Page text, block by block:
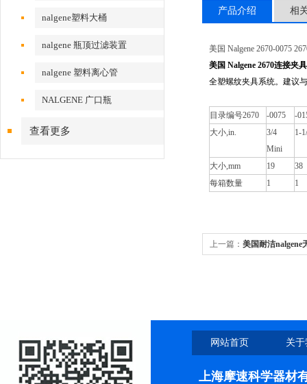
nalgene塑料大桶
nalgene 瓶顶过滤装置
nalgene 塑料离心管
NALGENE 广口瓶
查看更多
产品介绍 相
美国 Nalgene 2670-0075
美国 Nalgene 2670连接夹
全塑螺纹夹具系统。建议与
目录编号2670 -0075
-
大小,in.
3/4
Mini
1-
大小,mm 19
38
每箱数量
1 1
上一篇： 美国耐洁nalgene
网站首页 关
上海摩速科学器材